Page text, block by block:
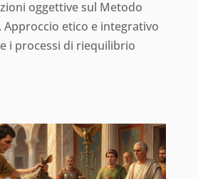
oggettive sul Metodo
etico e integrativo
i processi di riequilibrio